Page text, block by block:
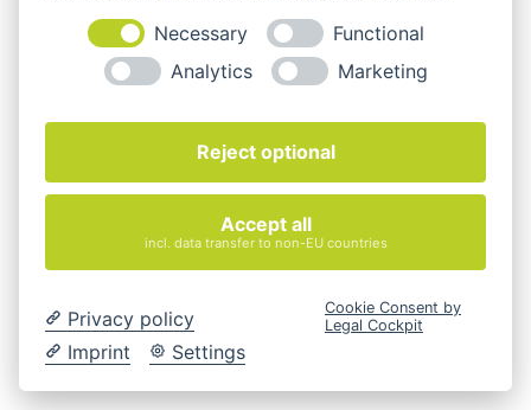
Bürostühle
Necessary
Functional
Analytics
Marketing
Reject optional
Accept all
incl. data transfer to non-EU countries
Privacy policy
Imprint
Settings
Cookie Consent by
Legal Cockpit